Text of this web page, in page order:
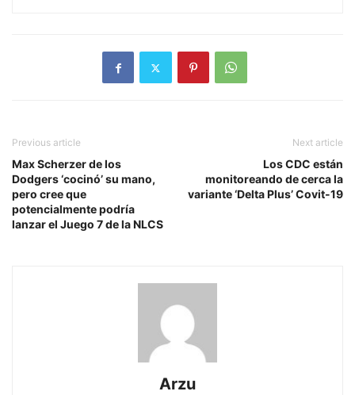
Previous article
Max Scherzer de los
Dodgers ‘cocinó’ su mano,
pero cree que
potencialmente podría
lanzar el Juego 7 de la NLCS
Next article
Los CDC están
monitoreando de cerca la
variante ‘Delta Plus’ Covit-19
Arzu